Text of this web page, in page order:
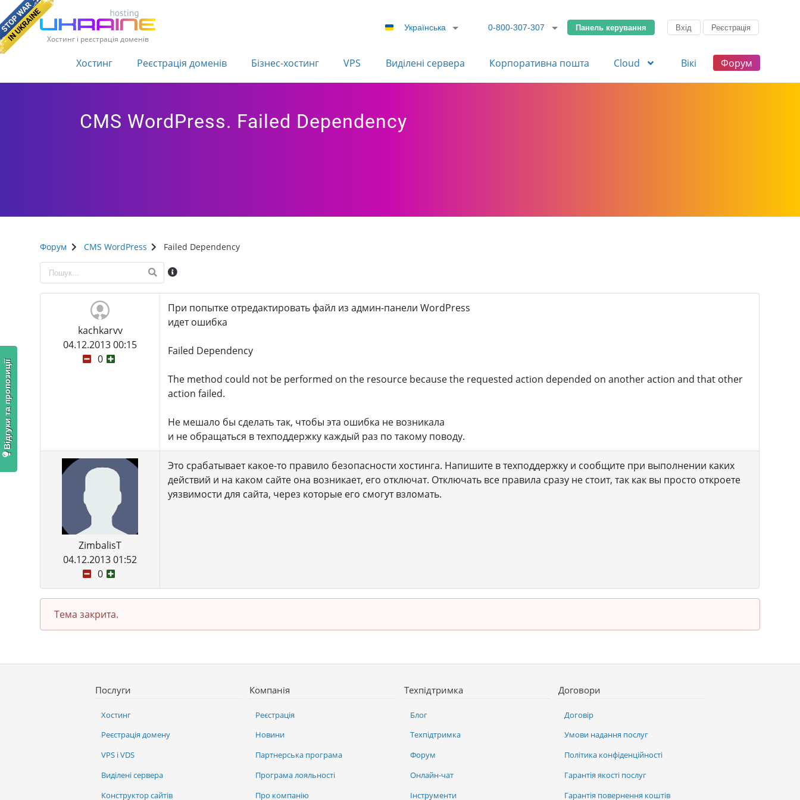
Хостинг і реєстрація доменів
Українська 0-800-307-307 Панель керування Вхід Реєстрація
Хостинг Реєстрація доменів Бізнес-хостинг VPS Виділені сервера Корпоративна пошта Cloud Вікі Форум
CMS WordPress. Failed Dependency
Форум CMS WordPress Failed Dependency
kachkarvv
04.12.2013 00:15
0
При попытке отредактировать файл из админ-панели WordPress
идет ошибка
Failed Dependency
The method could not be performed on the resource because the requested action depended on another action and that other
action failed.
Не мешало бы сделать так, чтобы эта ошибка не возникала
и не обращаться в техподдержку каждый раз по такому поводу.
ZimbalisT
04.12.2013 01:52
0
Это срабатывает какое-то правило безопасности хостинга. Напишите в техподдержку и сообщите при выполнении каких
действий и на каком сайте она возникает, его отключат. Отключать все правила сразу не стоит, так как вы просто откроете
уязвимости для сайта, через которые его смогут взломать.
Тема закрита.
Послуги
Хостинг
Реєстрація домену
VPS і VDS
Виділені сервера
Конструктор сайтів
Компанія
Реєстрація
Новини
Партнерська програма
Програма лояльності
Про компанію
Техпідтримка
Блог
Техпідтримка
Форум
Онлайн-чат
Інструменти
Договори
Договір
Умови надання послуг
Політика конфіденційності
Гарантія якості послуг
Гарантія повернення коштів
Відгуки та пропозиції